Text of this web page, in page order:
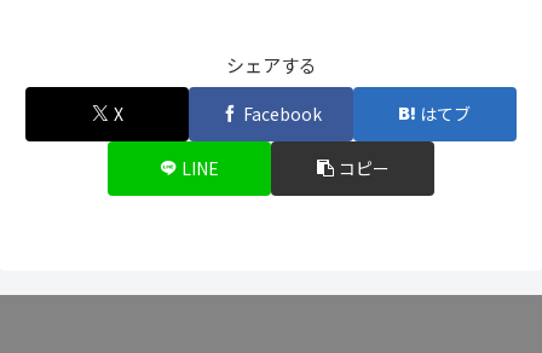
シェアする
X Facebook はてブ
LINE コピー